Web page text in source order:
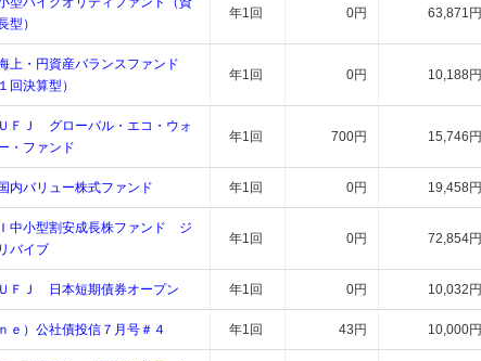
型）
年1回 0円 63,871円
上・円資産バランスファンド
回決算型）
年1回 0円 10,188円
ＦＪ グローバル・エコ・ウォ
・ファンド
年1回 700円 15,746円
内バリュー株式ファンド 年1回 0円 19,458円
中小型割安成長株ファンド ジ
バイブ
年1回 0円 72,854円
ＦＪ 日本短期債券オープン 年1回 0円 10,032円
ｎｅ）公社債投信７月号＃４ 年1回 43円 10,000円